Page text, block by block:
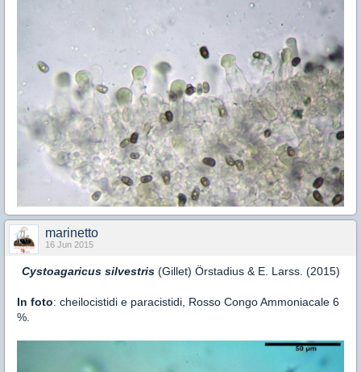
marinetto
16 Jun 2015
Cystoagaricus silvestris(Gillet) Örstadius & E. Larss. (2015)
In foto: cheilocistidi e paracistidi, Rosso Congo Ammoniacale 6
%.